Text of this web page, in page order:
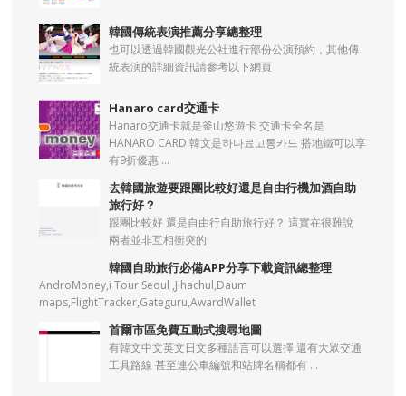
韓國傳統表演推薦分享總整理
也可以透過韓國觀光公社進行部份公演預約，其他傳
統表演的詳細資訊請參考以下網頁
Hanaro card交通卡
Hanaro交通卡就是釜山悠遊卡 交通卡全名是
HANARO CARD 韓文是하나료고통카드 搭地鐵可以享
有9折優惠 ...
去韓國旅遊要跟團比較好還是自由行機加酒自助
旅行好？
跟團比較好 還是自由行自助旅行好？ 這實在很難說
兩者並非互相衝突的
韓國自助旅行必備APP分享下載資訊總整理
AndroMoney,i Tour Seoul ,Jihachul,Daum
maps,FlightTracker,Gateguru,AwardWallet
首爾市區免費互動式搜尋地圖
有韓文中文英文日文多種語言可以選擇 還有大眾交通
工具路線 甚至連公車編號和站牌名稱都有 ...